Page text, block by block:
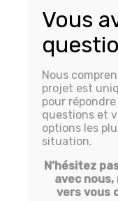
Nous
projet est
pour
questions et
options les
situation.
N’hésitez
avec
vers vous